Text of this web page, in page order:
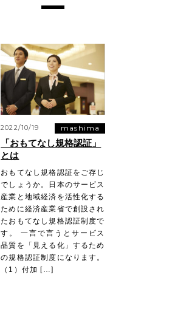
2022/10/19 mashima
「おもてなし規格認証」
とは
おもてなし規格認証をご存じ
でしょうか。日本のサービス
産業と地域経済を活性化する
ために経済産業省で創設され
たおもてなし規格認証制度で
す。 一言で言うとサービス
品質を「見える化」するため
の規格認証制度になります。
（1）付加 […]